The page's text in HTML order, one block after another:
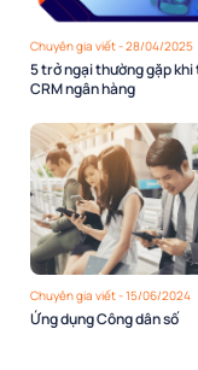
Chuyên gia viết - 28/04/2025
5 trở ngại thường gặp
CRM ngân hàng
Chuyên gia viết - 15/06/2024
Ứng dụng Công dân số